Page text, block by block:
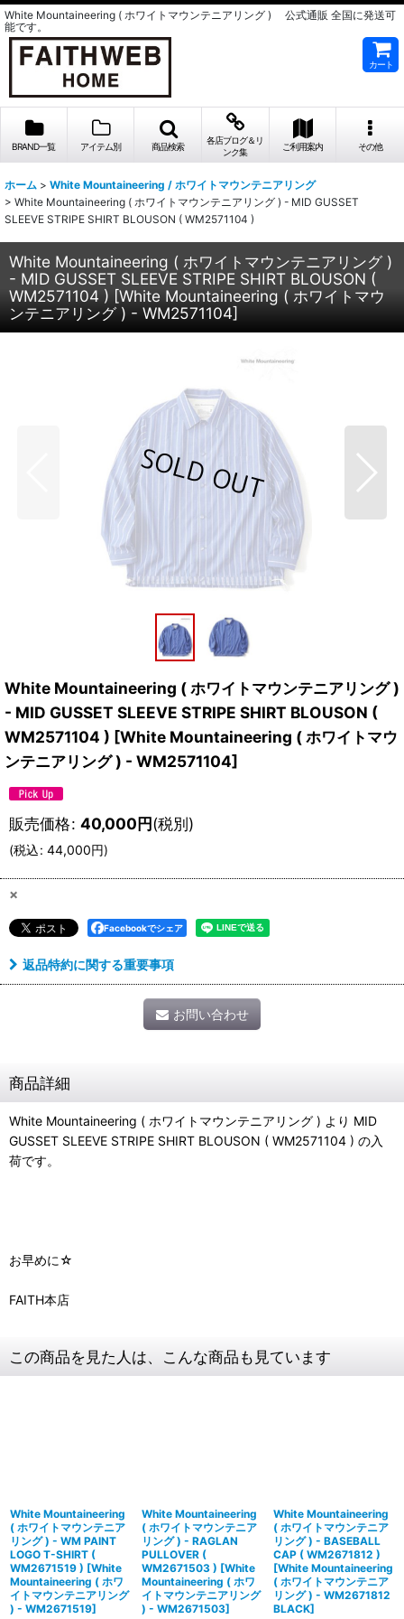
White Mountaineering ( ホワイトマウンテニアリング ) 公式通販 全国に発送可
能です。
カート
BRAND一覧 アイテム別 商品検索
各店ブログ＆リ
ンク集
ご利用案内 その他
ホーム > White Mountaineering / ホワイトマウンテニアリング
> White Mountaineering ( ホワイトマウンテニアリング ) - MID GUSSET
SLEEVE STRIPE SHIRT BLOUSON ( WM2571104 )
White Mountaineering ( ホワイトマウンテニアリング )
- MID GUSSET SLEEVE STRIPE SHIRT BLOUSON (
WM2571104 ) [White Mountaineering ( ホワイトマウ
ンテニアリング ) - WM2571104]
White Mountaineering ( ホワイトマウンテニアリング )
- MID GUSSET SLEEVE STRIPE SHIRT BLOUSON (
WM2571104 ) [White Mountaineering ( ホワイトマウ
ンテニアリング ) - WM2571104]
販売価格: 40,000円(税別)
(税込: 44,000円)
×
Facebookでシェア
返品特約に関する重要事項
お問い合わせ
商品詳細
White Mountaineering ( ホワイトマウンテニアリング ) より MID
GUSSET SLEEVE STRIPE SHIRT BLOUSON ( WM2571104 ) の入
荷です。
お早めに☆
FAITH本店
この商品を見た人は、こんな商品も見ています
White Mountaineering
( ホワイトマウンテニア
リング ) - WM PAINT
LOGO T-SHIRT (
WM2671519 ) [White
Mountaineering ( ホワ
イトマウンテニアリング
) - WM2671519]
White Mountaineering
( ホワイトマウンテニア
リング ) - RAGLAN
PULLOVER (
WM2671503 ) [White
Mountaineering ( ホワ
イトマウンテニアリング
) - WM2671503]
White Mountaineering
( ホワイトマウンテニア
リング ) - BASEBALL
CAP ( WM2671812 )
[White Mountaineering
( ホワイトマウンテニア
リング ) - WM2671812
BLACK]